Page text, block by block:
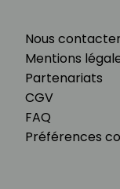
Nous
Mentions
Partenariats
CGV
FAQ
Préférences